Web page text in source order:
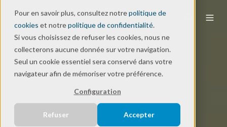
Pour en savoir plus, consultez notrepolitique de
cookies et notrepolitique de confidentialité.
Si vous choisissez de refuser les cookies, nous ne
collecterons aucune donnée sur votre navigation.
Seul un cookie essentiel sera conservé dans votre
navigateur afin de mémoriser votre préférence.
Configuration
Refuser Accepter
FR